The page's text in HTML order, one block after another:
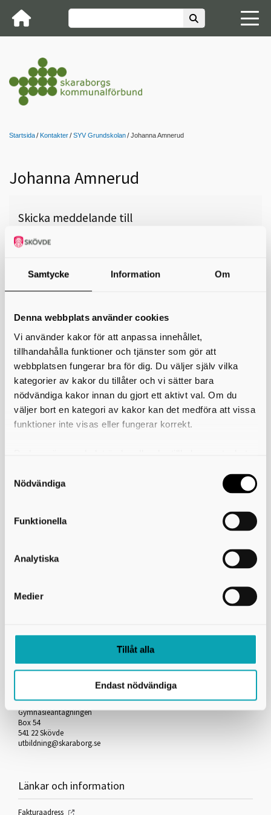
Samtycke Information Om
Denna webbplats använder cookies
Vi använder kakor för att anpassa innehållet,
tillhandahålla funktioner och tjänster som gör att
webbplatsen fungerar bra för dig. Du väljer själv vilka
kategorier av kakor du tillåter och vi sätter bara
nödvändiga kakor innan du gjort ett aktivt val. Om du
väljer bort en kategori av kakor kan det medföra att vissa
funktioner inte visas eller fungerar korrekt.
användning av kakor som du hittar längst ner på sidan
Nödvändiga
Funktionella
Analytiska
Medier
Tillåt alla
Endast nödvändiga
Startsida Kontakter SYV Grundskolan Johanna Amnerud
Johanna Amnerud
Skicka meddelande till
Johanna Amnerud , Götene,
Liljestensskolan, 0511-38 61 73,
Din e-postadress
*Ämne
*Meddelande
Kontakta oss
Skaraborgs Kommunalförbund
Gymnasieantagningen
Box 54
541 22 Skövde
utbildning@skaraborg.se
Länkar och information
Fakturaadress